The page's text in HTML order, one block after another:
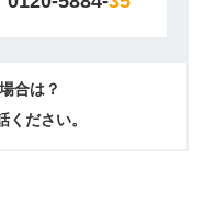
合は？
ください。